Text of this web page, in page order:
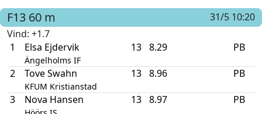
F13 60 m
31/5 10:20
Vind: +1.7
1
Elsa Ejdervik
Ängelholms IF
13 8.29 PB
2 Tove Swahn
KFUM Kristianstad
13 8.96 PB
3 Nova Hansen 13 8.97 PB